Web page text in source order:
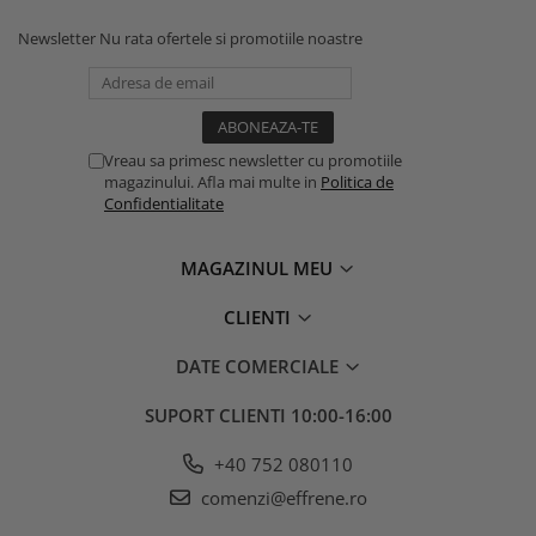
Newsletter Nu rata ofertele si promotiile noastre
Vreau sa primesc newsletter cu promotiile
magazinului. Afla mai multe in Politica de
Confidentialitate
MAGAZINUL MEU
CLIENTI
DATE COMERCIALE
SUPORT CLIENTI 10:00-16:00
+40 752 080110
comenzi@effrene.ro